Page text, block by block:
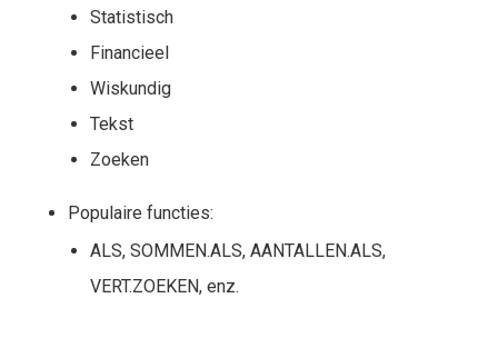
Statistisch
Financieel
Wiskundig
Tekst
Zoeken
Populaire functies:
ALS, SOMMEN.ALS, AANTALLEN.ALS,
VERT.ZOEKEN, enz.